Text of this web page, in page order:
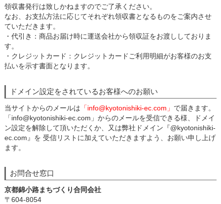
領収書発行は致しかねますのでご了承ください。
なお、お支払方法に応じてそれぞれ領収書となるものをご案内させ
ていただきます。
・代引き：商品お届け時に運送会社から領収証をお渡ししておりま
す。
・クレジットカード：クレジットカードご利用明細がお客様のお支
払いを示す書面となります。
ドメイン設定をされているお客様へのお願い
当サイトからのメールは 「info@kyotonishiki-ec.com」 で届きます。
「info@kyotonishiki-ec.com」からのメールを受信できる様、ドメイ
ン設定を解除して頂いただくか、又は弊社ドメイン『@kyotonishiki-
ec.com』を 受信リストに加えていただきますよう、お願い申し上げ
ます。
お問合せ窓口
京都錦小路まちづくり合同会社
〒604-8054